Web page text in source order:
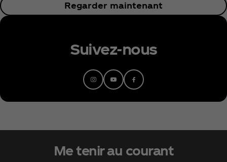
Regarder maintenant
Suivez-nous
Me tenir au courant